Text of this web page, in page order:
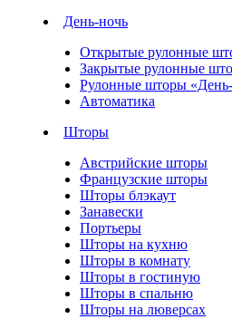
День-ночь
Открытые рулонные
Закрытые рулонные
Рулонные шторы
Автоматика
Шторы
Австрийские шторы
Французские шторы
Шторы блэкаут
Занавески
Портьеры
Шторы на кухню
Шторы в комнату
Шторы в гостиную
Шторы в спальню
Шторы на люверсах